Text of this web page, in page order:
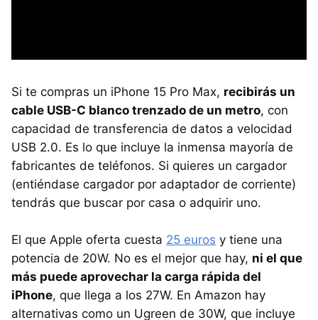
Si te compras un iPhone 15 Pro Max, recibirás un
cable USB-C blanco trenzado de un metro, con
capacidad de transferencia de datos a velocidad
USB 2.0. Es lo que incluye la inmensa mayoría de
fabricantes de teléfonos. Si quieres un cargador
(entiéndase cargador por adaptador de corriente)
tendrás que buscar por casa o adquirir uno.
El que Apple oferta cuesta 25 euros y tiene una
potencia de 20W. No es el mejor que hay, ni el que
más puede aprovechar la carga rápida del
iPhone, que llega a los 27W. En Amazon hay
alternativas como un Ugreen de 30W, que incluye